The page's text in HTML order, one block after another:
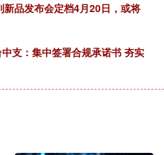
品发布会定档4月20日，或将
支：集中签署合规承诺书 夯实